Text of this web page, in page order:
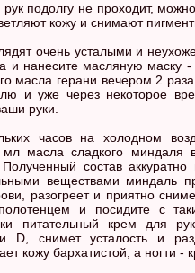
подолгу не проходит,
кожу и снимают
очень усталыми и
и нанесите масляную маску
масла герани вечером 2
и уже через некоторое
руки.
часов на холодном
масла сладкого миндаля
состав
веществами миндаль
разогреет и приятно
и посидите с
питательный крем для
D, снимет усталость и
кожу бархатистой, а ногти -